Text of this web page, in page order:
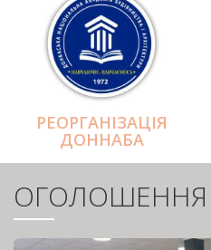
РЕОРГАНІЗАЦІЯ
ДОННАБА
ОГОЛОШЕННЯ